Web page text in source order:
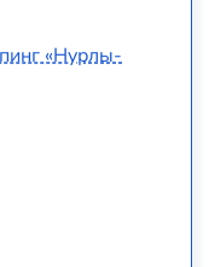
«Нурлы-